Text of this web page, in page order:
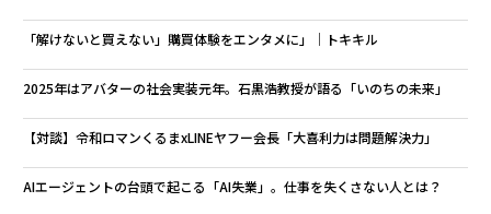
「解けないと買えない」購買体験をエンタメに」│トキキル
2025年はアバターの社会実装元年。石黒浩教授が語る「いのちの未来」
【対談】令和ロマンくるまxLINEヤフー会長「大喜利力は問題解決力」
AIエージェントの台頭で起こる「AI失業」。仕事を失くさない人とは？